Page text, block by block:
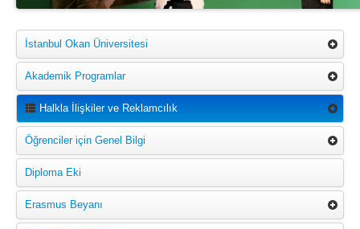
İstanbul Okan Üniversitesi
Akademik Programlar
Halkla İlişkiler ve Reklamcılık
Öğrenciler için Genel Bilgi
Diploma Eki
Erasmus Beyanı